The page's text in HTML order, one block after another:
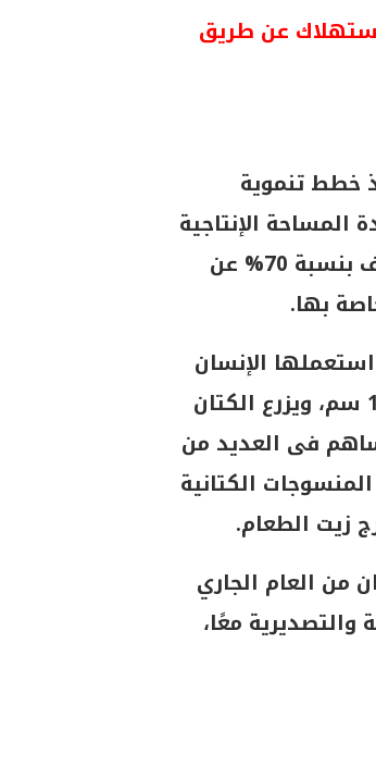
عن طريق
خطط تنموية
المساحة الإنتاجية
بنسبة 200% عن المساحة الموجودة حاليًا، وزيادة الصادرات من الألياف بنسبة 70% عن
بها.
الإنسان
فى صناعة الملابس، وهو نبات حولى شتوى يتراوح طوله بين 50 و120 سم، ويزرع الكتان
فى العديد من
الكتانية
زيت الطعام.
من العام الجاري
والتصديرية معًا،